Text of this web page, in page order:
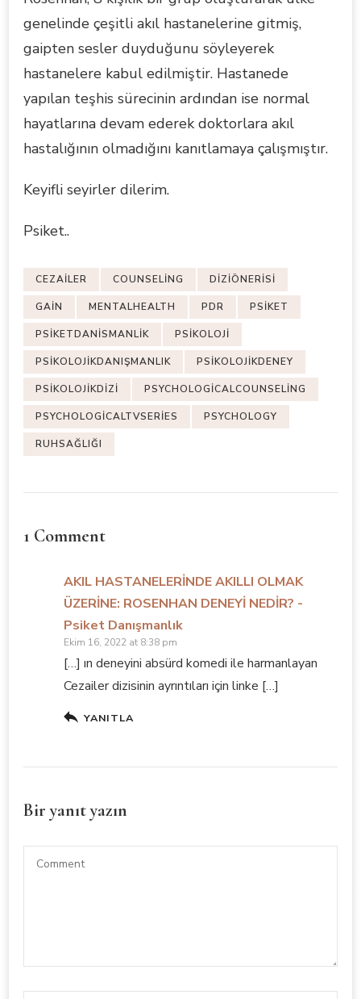
genelinde çeşitli akıl hastanelerine gitmiş,
gaipten sesler duyduğunu söyleyerek
hastanelere kabul edilmiştir. Hastanede
yapılan teşhis sürecinin ardından ise normal
hayatlarına devam ederek doktorlara akıl
hastalığının olmadığını kanıtlamaya çalışmıştır.
Keyifli seyirler dilerim.
Psiket..
CEZAILER COUNSELING DIZIÖNERISI
GAIN MENTALHEALTH PDR PSIKET
PSIKETDANISMANLIK PSIKOLOJI
PSIKOLOJIKDANIŞMANLIK PSIKOLOJIKDENEY
PSIKOLOJIKDIZI PSYCHOLOGICALCOUNSELING
PSYCHOLOGICALTVSERIES PSYCHOLOGY
RUHSAĞLIĞI
1 Comment
AKIL HASTANELERİNDE AKILLI OLMAK
ÜZERİNE: ROSENHAN DENEYİ NEDİR? -
Psiket Danışmanlık
Ekim 16, 2022 at 8:38 pm
[…] ın deneyini absürd komedi ile harmanlayan
Cezailer dizisinin ayrıntıları için linke […]
YANITLA
Bir yanıt yazın